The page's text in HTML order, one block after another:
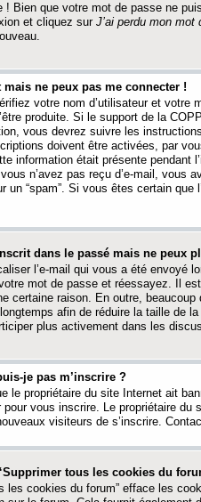
! Bien que votre mot de passe ne
et cliquez sur J’ai perdu mon mot
ne peux pas me connecter !
votre nom d’utilisateur et
produite. Si le support de la
vous devrez suivre les
doivent être activées, par
information était présente pendant
n’avez pas reçu d’e-mail, vous
un “spam”. Si vous êtes certain
dans le passé mais ne peux
l’e-mail qui vous a été envoyé
mot de passe et réessayez. Il
certaine raison. En outre,
afin de réduire la taille de
plus activement dans les
je pas m’inscrire ?
le propriétaire du site Internet ait
vous inscrire. Le propriétaire du
visiteurs de s’inscrire.
tous les cookies du
les cookies du forum” efface les